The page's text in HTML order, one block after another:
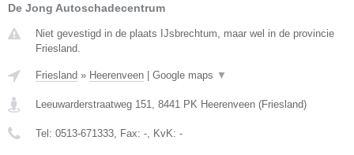
De Jong Autoschadecentrum
Niet gevestigd in de plaats IJsbrechtum, maar wel in de provincie
Friesland.
Friesland » Heerenveen | Google maps ▼
Leeuwarderstraatweg 151 8441 PK Heerenveen (Friesland)
Tel: 0513-671333 , Fax: - , KvK: -